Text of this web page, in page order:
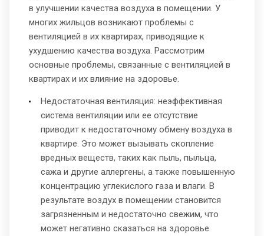
в улучшении качества воздуха в помещении. У
многих жильцов возникают проблемы с
вентиляцией в их квартирах, приводящие к
ухудшению качества воздуха. Рассмотрим
основные проблемы, связанные с вентиляцией в
квартирах и их влияние на здоровье.
Недостаточная вентиляция: неэффективная
система вентиляции или ее отсутствие
приводит к недостаточному обмену воздуха в
квартире. Это может вызывать скопление
вредных веществ, таких как пыль, пыльца,
сажа и другие аллергены, а также повышенную
концентрацию углекислого газа и влаги. В
результате воздух в помещении становится
загрязненным и недостаточно свежим, что
может негативно сказаться на здоровье